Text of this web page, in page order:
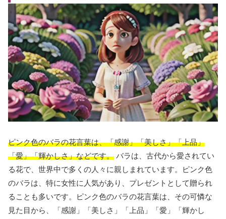
ピンク色のバラの花言葉は、「感謝」「美しさ」「上品」
「愛」「輝かしさ」などです。 バラは、古代から愛されてい
る花で、世界中で多くの人々に親しまれています。ピンク色
のバラは、特に女性に人気があり、プレゼントとして贈られ
ることも多いです。ピンク色のバラの花言葉は、その可憐な
見た目から、「感謝」「美しさ」「上品」「愛」「輝かし